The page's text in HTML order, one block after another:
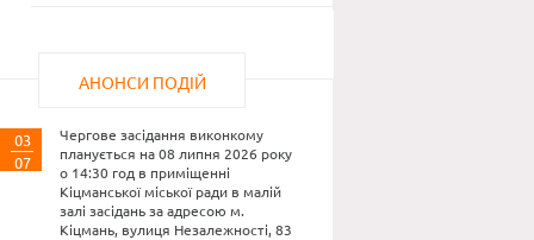
АНОНСИ ПОДІЙ
03
07
Чергове засідання виконкому
планується на 08 липня 2026 року
о 14:30 год в приміщенні
Кіцманської міської ради в малій
залі засідань за адресою м.
Кіцмань, вулиця Незалежності, 83